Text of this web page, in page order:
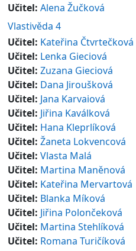
Učitel: Alena Žučková
Vlastivěda 4
Učitel: Kateřina Čtvrtečková
Učitel: Lenka Gieciová
Učitel: Zuzana Gieciová
Učitel: Dana Jiroušková
Učitel: Jana Karvaiová
Učitel: Jiřina Kaválková
Učitel: Hana Kleprlíková
Učitel: Žaneta Lokvencová
Učitel: Vlasta Malá
Učitel: Martina Maněnová
Učitel: Kateřina Mervartová
Učitel: Blanka Míková
Učitel: Jiřina Polončeková
Učitel: Martina Stehlíková
Učitel: Romana Turičíková